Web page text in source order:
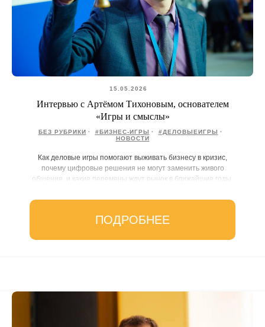
15.05.2026
Интервью с Артёмом Тихоновым, основателем
«Игры и смыслы»
БЕЗ РУБРИКИ #БИЗНЕС-ИГРЫ
#ДЕЛОВЫЕИГРЫ
НОВОСТИ
Как деловые игры помогают выживать бизнесу в кризис,
почему цифровые решения не могут заменить живого
общения, и какие перемены ждут рынок в ближайшие годы.
ПОДРОБНЕЕ